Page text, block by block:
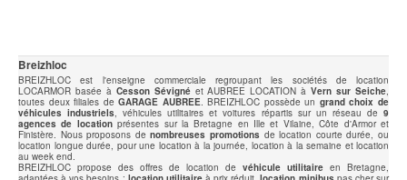
Breizhloc
BREIZHLOC est l'enseigne commerciale regroupant les sociétés de location
LOCARMOR basée à Cesson Sévignéet AUBREE LOCATION àVern sur Seiche,
toutes deux filiales deGARAGE AUBREE. BREIZHLOC possède un grand choix de
véhicules industriels, véhicules utilitaires et voitures répartis sur un réseau de9
agences de locationprésentes sur la Bretagne en Ille et Vilaine, Côte d'Armor et
Finistère. Nous proposons denombreuses promotions de location courte durée, ou
location longue durée, pour une location à la journée, location à la semaine et location
au week end.
BREIZHLOC propose des offres de location de véhicule utilitaire en Bretagne,